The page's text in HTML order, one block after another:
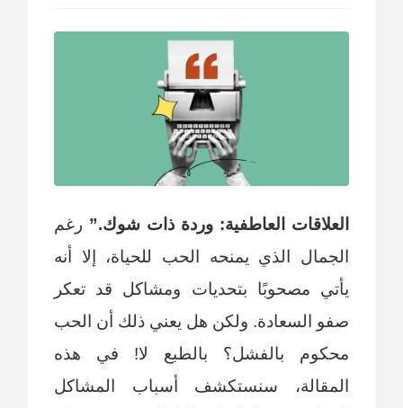
العلاقات العاطفية: وردة ذات شوك.” رغم
الجمال الذي يمنحه الحب للحياة، إلا أنه
يأتي مصحوبًا بتحديات ومشاكل قد تعكر
صفو السعادة. ولكن هل يعني ذلك أن الحب
محكوم بالفشل؟ بالطبع لا! في هذه
المقالة، سنستكشف أسباب المشاكل